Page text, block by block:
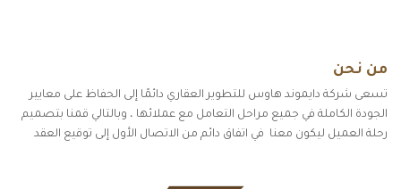
من نحن
تسعى شركة دايموند هاوس للتطوير العقاري دائمًا إلى الحفاظ على معايير
الجودة الكاملة في جميع مراحل التعامل مع عملائها ، وبالتالي قمنا بتصميم
رحلة العميل ليكون معنا في اتفاق دائم من الاتصال الأول إلى توقيع العقد